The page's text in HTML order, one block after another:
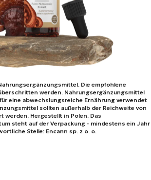
Die empfohlene
werden. Nahrungsergänzungsmittel
eine abwechslungsreiche Ernährung verwendet
sollten außerhalb der Reichweite von
werden. Hergestellt in Polen. Das
steht auf der Verpackung - mindestens ein Jahr
Stelle: Encann sp. z o. o.